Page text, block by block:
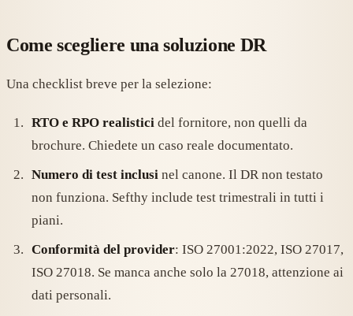
Come scegliere una soluzione DR
Una checklist breve per la selezione:
RTO e RPO realistici del fornitore, non quelli da
brochure. Chiedete un caso reale documentato.
Numero di test inclusi nel canone. Il DR non testato
non funziona. Sefthy include test trimestrali in tutti i
piani.
Conformità del provider: ISO 27001:2022, ISO 27017,
ISO 27018. Se manca anche solo la 27018, attenzione ai
dati personali.